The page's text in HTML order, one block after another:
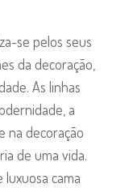
se pelos seus
da decoração,
As linhas
a
na decoração
de uma vida.
cama